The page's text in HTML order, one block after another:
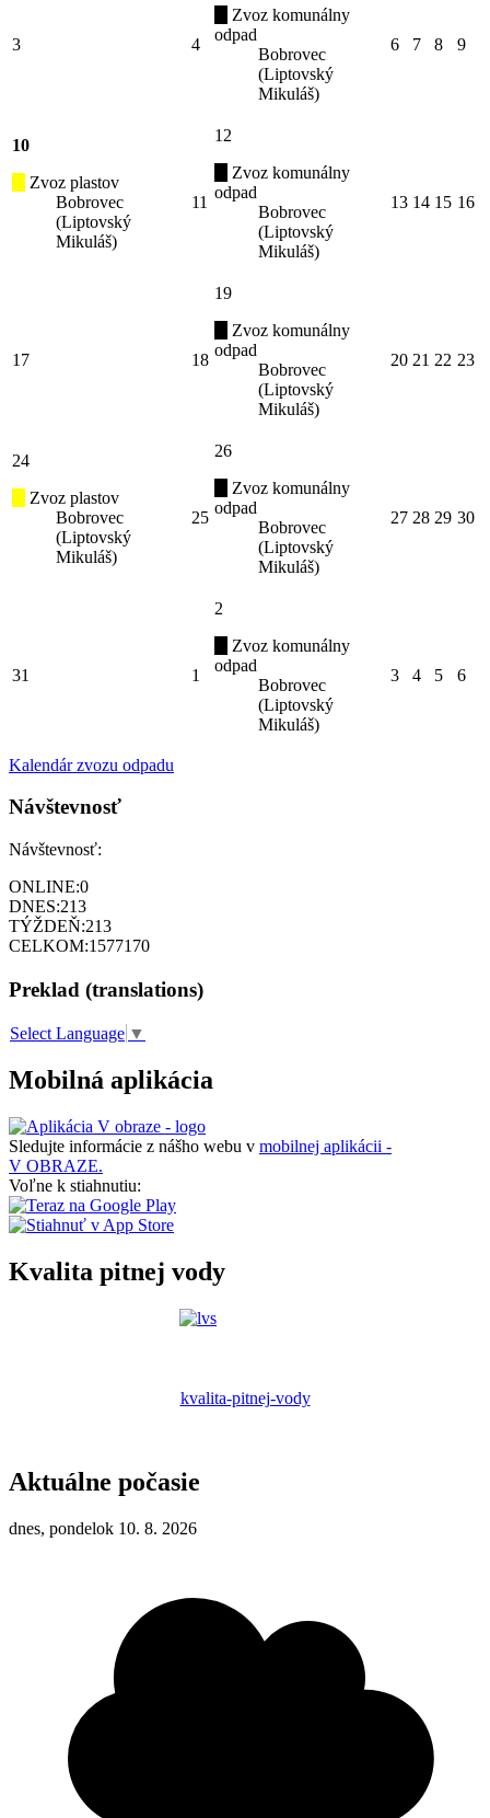
3 4
Zvoz komunálny
odpad
Bobrovec
(Liptovský
Mikuláš)
6 7 8 9
10
Zvoz plastov
Bobrovec
(Liptovský
Mikuláš)
11
12
Zvoz komunálny
odpad
Bobrovec
(Liptovský
Mikuláš)
13 14 15 16
17 18
19
Zvoz komunálny
odpad
Bobrovec
(Liptovský
Mikuláš)
20 21 22 23
24
Zvoz plastov
Bobrovec
(Liptovský
Mikuláš)
25
26
Zvoz komunálny
odpad
Bobrovec
(Liptovský
Mikuláš)
27 28 29 30
31 1
2
Zvoz komunálny
odpad
Bobrovec
(Liptovský
Mikuláš)
3 4 5 6
Kalendár zvozu odpadu
Návštevnosť
Návštevnosť:
ONLINE:0
DNES:213
TÝŽDEŇ:213
CELKOM:1577170
Preklad (translations)
Select Language ▼
Mobilná aplikácia
Sledujte informácie z nášho webu v mobilnej aplikácii -
V OBRAZE.
Voľne k stiahnutiu:
Kvalita pitnej vody
kvalita-pitnej-vody
Aktuálne počasie
dnes, pondelok 10. 8. 2026